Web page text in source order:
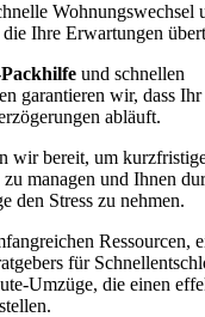
Wohnungswechsel
die Ihre Erwartungen
und schnellen
garantieren wir, dass
abläuft.
wir bereit, um
managen und Ihnen
den Stress zu nehmen.
Ressourcen,
für
Umzüge, die einen